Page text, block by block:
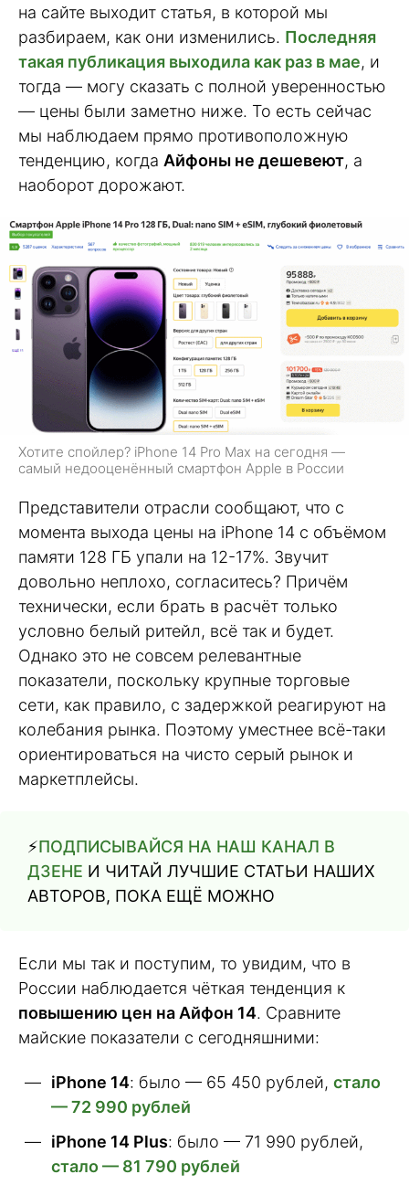
на сайте выходит статья, в которой мы
разбираем, как они изменились. Последняя
такая публикация выходила как раз в мае, и
тогда — могу сказать с полной уверенностью
— цены были заметно ниже. То есть сейчас
мы наблюдаем прямо противоположную
тенденцию, когда Айфоны не дешевеют, а
наоборот дорожают.
Хотите спойлер? iPhone 14 Pro Max на сегодня —
самый недооценённый смартфон Apple в России
Представители отрасли сообщают, что с
момента выхода цены на iPhone 14 с объёмом
памяти 128 ГБ упали на 12-17%. Звучит
довольно неплохо, согласитесь? Причём
технически, если брать в расчёт только
условно белый ритейл, всё так и будет.
Однако это не совсем релевантные
показатели, поскольку крупные торговые
сети, как правило, с задержкой реагируют на
колебания рынка. Поэтому уместнее всё-таки
ориентироваться на чисто серый рынок и
маркетплейсы.
⚡️ПОДПИСЫВАЙСЯ НА НАШ КАНАЛ В
ДЗЕНЕ И ЧИТАЙ ЛУЧШИЕ СТАТЬИ НАШИХ
АВТОРОВ, ПОКА ЕЩЁ МОЖНО
Если мы так и поступим, то увидим, что в
России наблюдается чёткая тенденция к
повышению цен на Айфон 14. Сравните
майские показатели с сегодняшними:
iPhone 14: было — 65 450 рублей, стало
— 72 990 рублей
iPhone 14 Plus: было — 71 990 рублей,
стало — 81 790 рублей